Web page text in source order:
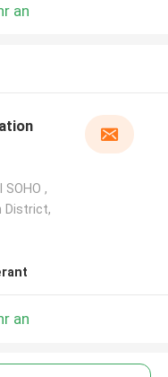
an
,
District,
an